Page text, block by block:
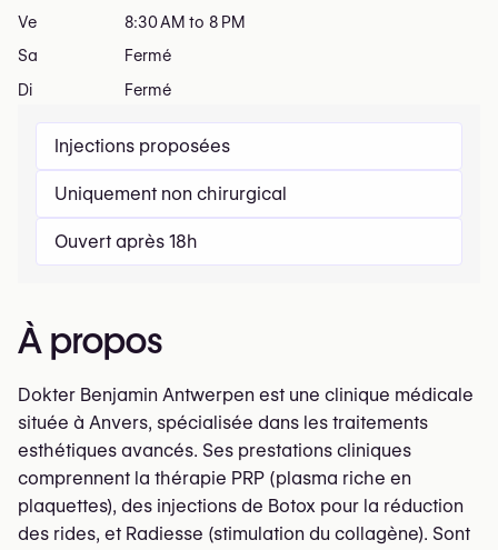
Injections proposées
Uniquement non chirurgical
Ouvert après 18h
À propos
Dokter Benjamin Antwerpen est une clinique médicale
située à Anvers, spécialisée dans les traitements
esthétiques avancés. Ses prestations cliniques
comprennent la thérapie PRP (plasma riche en
plaquettes), des injections de Botox pour la réduction
des rides, et Radiesse (stimulation du collagène). Sont
Ve
8:30 AM to 8 PM
Sa
Fermé
Di
Fermé